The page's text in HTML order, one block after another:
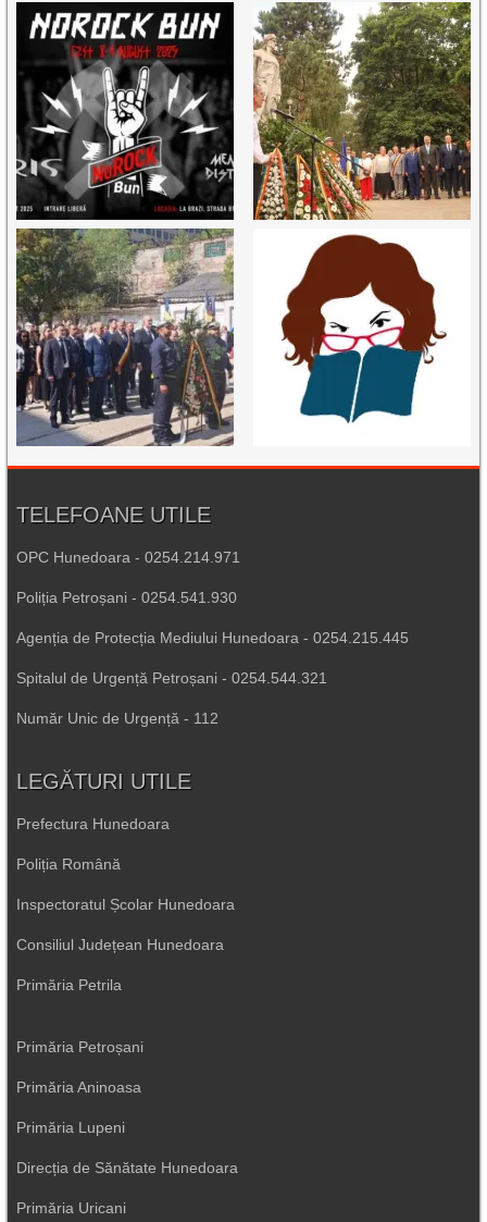
TELEFOANE UTILE
OPC Hunedoara - 0254.214.971
Poliția Petroșani - 0254.541.930
Agenția de Protecția Mediului Hunedoara - 0254.215.445
Spitalul de Urgență Petroșani - 0254.544.321
Număr Unic de Urgență - 112
LEGĂTURI UTILE
Prefectura Hunedoara
Poliția Română
Inspectoratul Școlar Hunedoara
Consiliul Județean Hunedoara
Primăria Petrila
Primăria Petroșani
Primăria Aninoasa
Primăria Lupeni
Direcția de Sănătate Hunedoara
Primăria Uricani